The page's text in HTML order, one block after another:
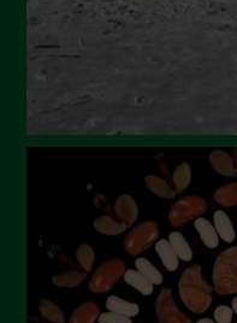
Febbraio 2024
Ottobre 2023
Settembre 2023
Agosto 2023